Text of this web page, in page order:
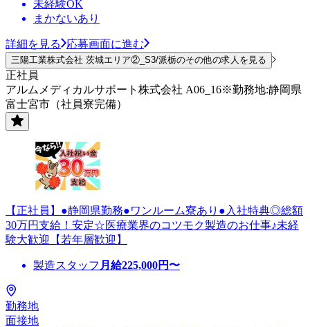
未経験OK
まかないあり
詳細を見る 応募画面に進む
三陽工業株式会社 茨城エリア②_S3/派栃のその他の求人を見る
正社員
アルムメディカルサポート株式会社 A06_16※勤務地:静岡県
富士宮市（社員寮完備）
【正社員】●静岡県勤務●ワンルーム寮あり●入社特典◎総額
30万円支給！安定☆医療業界のコツモク製造のお仕事♪未経
験大歓迎【若年層歓迎】
製造スタッフ 月給225,000円〜
勤務地
面接地